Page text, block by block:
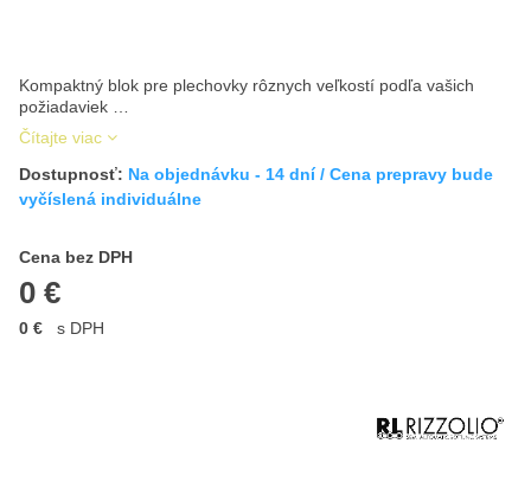
Kompaktný blok pre plechovky rôznych veľkostí podľa vašich
požiadaviek …
Čítajte viac
Dostupnosť: Na objednávku - 14 dní / Cena prepravy bude
vyčíslená individuálne
Cena bez DPH
0 €
Cena s DPH
0 € s DPH